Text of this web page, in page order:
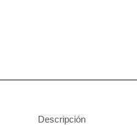
Descripción